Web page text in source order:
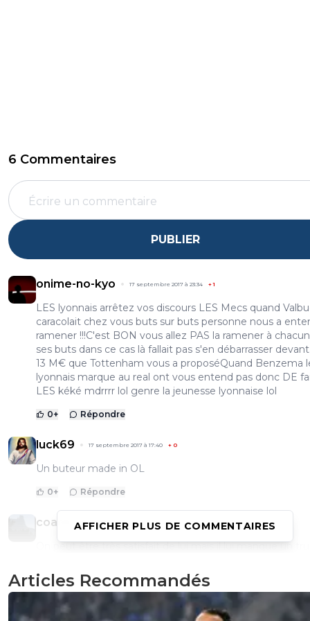
6 Commentaires
PUBLIER
onime-no-kyo 17 septembre 2017 à 23:34 +1
LES lyonnais arrêtez vos discours LES Mecs quand
caracolait chez vous buts sur buts personne nous a
ramener !!!C'est BON vous allez PAS la ramener à
ses buts dans ce cas là fallait pas s'en débarrasser
13 M€ que Tottenham vous a proposéQuand Benzema
lyonnais marque au real ont vous entend pas donc DE
LES kéké mdrrrr lol genre la jeunesse lyonnaise lol
0+ Répondre
luck69 17 septembre 2017 à 17:40 + 0
Un buteur made in OL
0+ Répondre
coach-nrock 17 septembre 2017 à 17:21 + 0
On peut être très satisfait de lui mais il lui manque un
0 + Répondre
AFFICHER PLUS DE COMMENTAIRES
Articles Recommandés